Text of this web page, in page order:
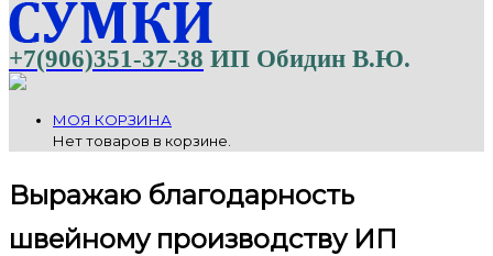
+7(906)351-37-38 ИП Обидин В.Ю.
МОЯ КОРЗИНА
Нет товаров в корзине.
Выражаю благодарность
швейному производству ИП